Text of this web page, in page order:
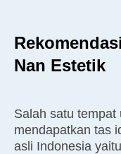
Nan Estetik
Salah satu tempat
mendapatkan tas
asli Indonesia